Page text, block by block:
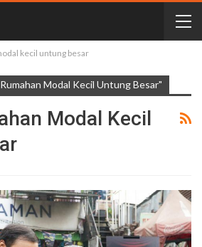
kecil untung besar
Modal Kecil Untung Besar"
Modal Kecil